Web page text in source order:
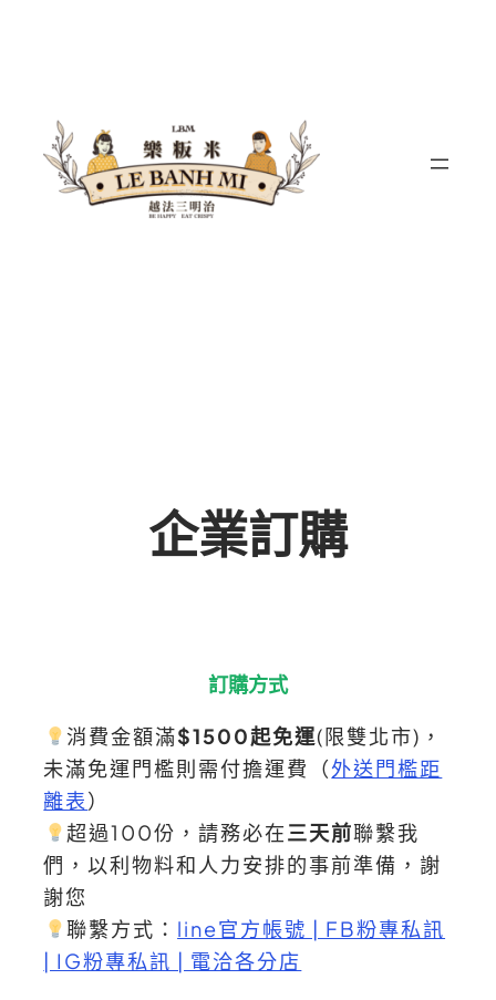
企業訂購
訂購方式
消費金額滿$1500起免運(限雙北市)，
未滿免運門檻則需付擔運費（外送門檻距
離表）
超過100份，請務必在三天前聯繫我
們，以利物料和人力安排的事前準備，謝
謝您
聯繫方式： line官方帳號 | FB粉專私訊
| IG粉專私訊 | 電洽各分店